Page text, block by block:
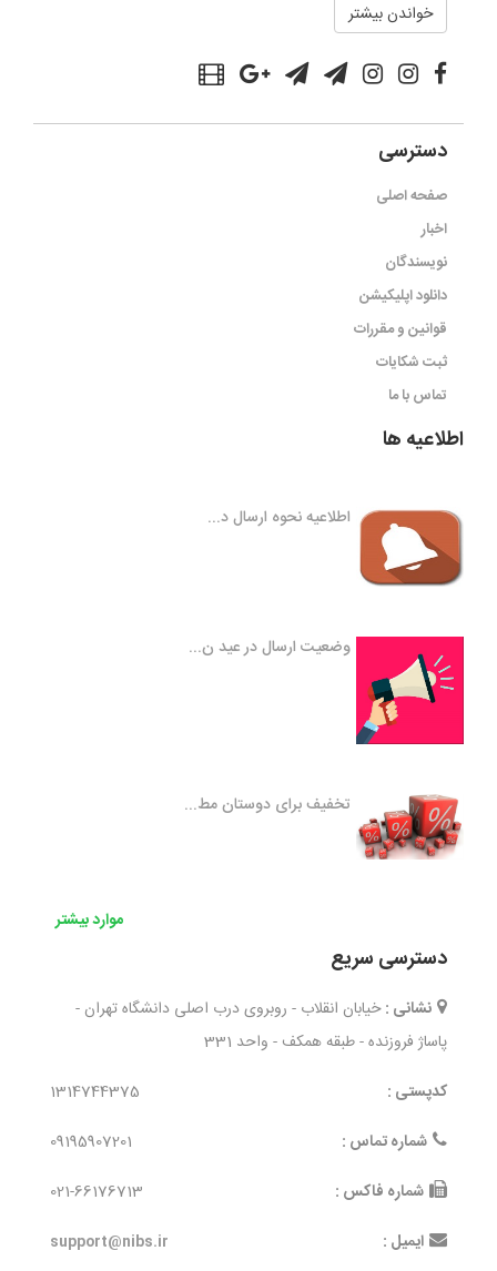
خواندن بیشتر
دسترسی
صفحه اصلی
اخبار
نویسندگان
دانلود اپلیکیشن
قوانین و مقررات
ثبت شکایات
تماس با ما
اطلاعیه ها
اطلاعیه نحوه ارسال د...
وضعیت ارسال در عید ن...
تخفیف برای دوستان مط...
موارد بیشتر
دسترسی سریع
نشانی : خیابان انقلاب - روبروی درب اصلی دانشگاه تهران -
پاساژ فروزنده - طبقه همکف - واحد 331
کدپستی :
1314744375
شماره تماس :
09195907201
شماره فاکس :
021-66176713
ایمیل :
support@nibs.ir